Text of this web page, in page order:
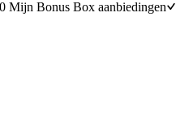
Mijn Bonus Box aanbiedingen